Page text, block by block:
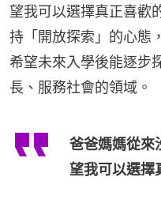
望我可以選擇真正喜歡
持「開放探索」的心態
希望未來入學後能逐步
長、服務社會的領域。
爸爸媽媽從來
望我可以選擇